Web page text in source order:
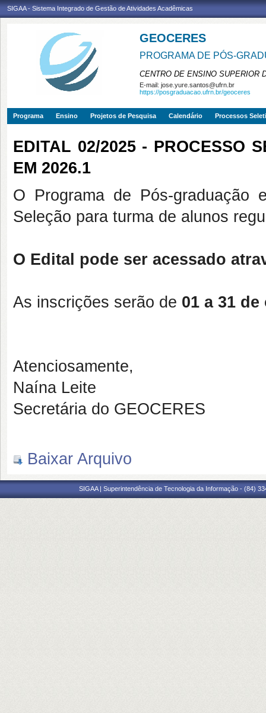
SIGAA - Sistema Integrado de Gestão de Atividades Acadêmicas
GEOCERES
PROGRAMA DE PÓS-
CENTRO DE ENSINO SUPERIOR
E-mail: jose.yure.santos@ufrn.br
https://posgraduacao.ufrn.br/geoceres
Programa Ensino Projetos de Pesquisa Calendário Processos
EDITAL 02/2025 - PROCESSO
EM 2026.1
O Programa de Pós-graduação
Seleção para turma de alunos
O Edital pode ser acessado
As inscrições serão de 01 a 31 de
Atenciosamente,
Naína Leite
Secretária do GEOCERES
Baixar Arquivo
SIGAA | Superintendência de Tecnologia da Informação - (84)